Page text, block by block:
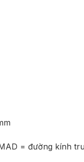
= đường kính